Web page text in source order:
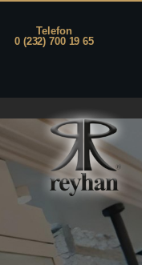
Telefon
0 (232) 700 19 65